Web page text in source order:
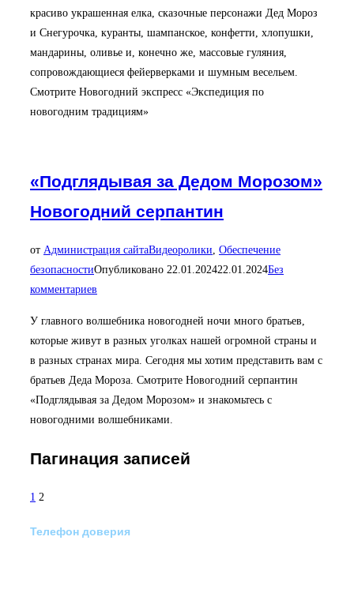
красиво украшенная елка, сказочные персонажи Дед Мороз
и Снегурочка, куранты, шампанское, конфетти, хлопушки,
мандарины, оливье и, конечно же, массовые гуляния,
сопровождающиеся фейерверками и шумным весельем.
Смотрите Новогодний экспресс «Экспедиция по
новогодним традициям»
«Подглядывая за Дедом Морозом»
Новогодний серпантин
от Администрация сайтаВидеоролики, Обеспечение
безопасностиОпубликовано 22.01.202422.01.2024Без
комментариев
У главного волшебника новогодней ночи много братьев,
которые живут в разных уголках нашей огромной страны и
в разных странах мира. Сегодня мы хотим представить вам с
братьев Деда Мороза. Смотрите Новогодний серпантин
«Подглядывая за Дедом Морозом» и знакомьтесь с
новогодними волшебниками.
Пагинация записей
1 2
Телефон доверия